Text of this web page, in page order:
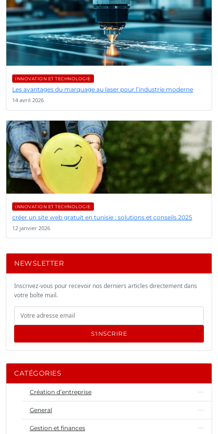
INNOVATION ET TECHNOLOGIE
Les avantages du marquage au laser pour l’industrie moderne
14 avril 2026
INNOVATION ET TECHNOLOGIE
créer un site web gratuit en tunisie : solutions et conseils 2025
12 janvier 2026
NEWSLETTER
Inscrivez-vous pour recevoir nos derniers articles directement dans
votre boîte mail.
S'INSCRIRE
CATÉGORIES
Création d’entreprise
General
Gestion et finances